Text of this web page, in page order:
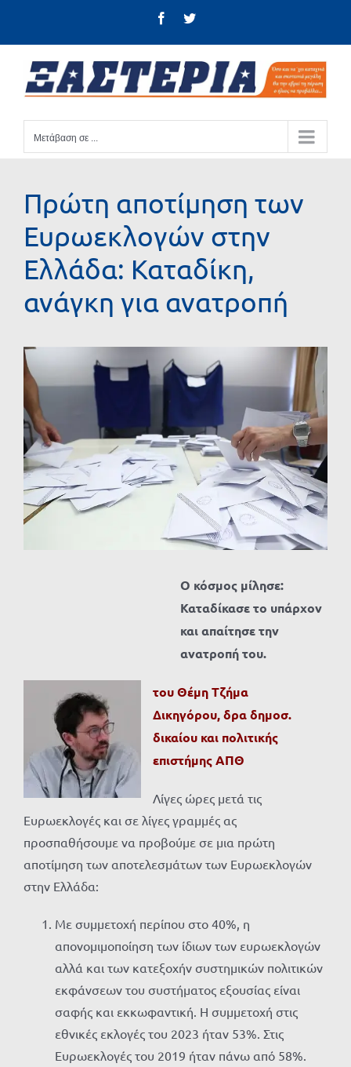
FacebookTwitter
Μετάβαση σε ...
Πρώτη αποτίμηση των
Ευρωεκλογών στην
Ελλάδα: Καταδίκη,
ανάγκη για ανατροπή
Προβολή
μεγαλύτερης
εικόνας
Ο κόσμος μίλησε:
Καταδίκασε το υπάρχον
και απαίτησε την
ανατροπή του.
του Θέμη Τζήμα
Δικηγόρου, δρα δημοσ.
δικαίου και πολιτικής
επιστήμης ΑΠΘ
Λίγες ώρες μετά τις
Ευρωεκλογές και σε λίγες γραμμές ας
προσπαθήσουμε να προβούμε σε μια πρώτη
αποτίμηση των αποτελεσμάτων των Ευρωεκλογών
στην Ελλάδα:
Με συμμετοχή περίπου στο 40%, η
απονομιμοποίηση των ίδιων των ευρωεκλογών
αλλά και των κατεξοχήν συστημικών πολιτικών
εκφάνσεων του συστήματος εξουσίας είναι
σαφής και εκκωφαντική. Η συμμετοχή στις
εθνικές εκλογές του 2023 ήταν 53%. Στις
Ευρωεκλογές του 2019 ήταν πάνω από 58%.